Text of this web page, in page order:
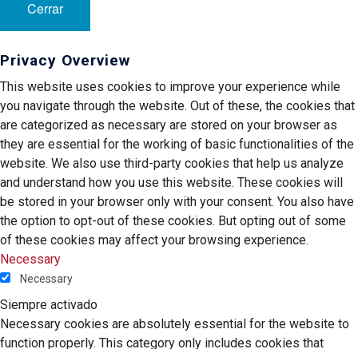
Cerrar
Privacy Overview
This website uses cookies to improve your experience while
you navigate through the website. Out of these, the cookies that
are categorized as necessary are stored on your browser as
they are essential for the working of basic functionalities of the
website. We also use third-party cookies that help us analyze
and understand how you use this website. These cookies will
be stored in your browser only with your consent. You also have
the option to opt-out of these cookies. But opting out of some
of these cookies may affect your browsing experience.
Necessary
Necessary
Siempre activado
Necessary cookies are absolutely essential for the website to
function properly. This category only includes cookies that